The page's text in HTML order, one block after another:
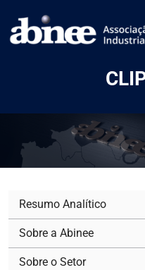
Resumo Analítico
Sobre a Abinee
Sobre o Setor